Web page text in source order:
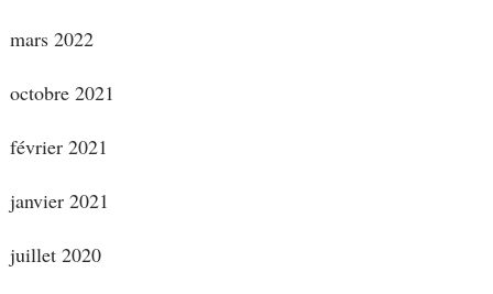
mars 2022
octobre 2021
février 2021
janvier 2021
juillet 2020